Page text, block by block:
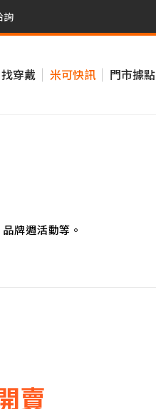
詢
找穿戴 米可快訊 門市據點
牌週活動等。
賣